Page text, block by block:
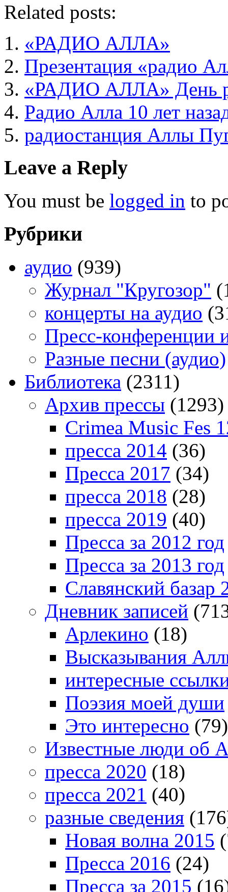
Related posts:
«РАДИО АЛЛА»
Презентация «радио
«РАДИО АЛЛА» День
Радио Алла 10 лет
радиостанция Аллы
Leave a Reply
You must be logged in to
Рубрики
аудио (939)
Журнал "Кругозор"
концерты на аудио
Пресс-конференции
Разные песни (аудио)
Библиотека (2311)
Архив прессы (1293)
Crimea Music Fes
пресса 2014 (36)
Пресса 2017 (34)
пресса 2018 (28)
пресса 2019 (40)
Пресса за 2012 год
Пресса за 2013 год
Славянский базар
Дневник записей
Арлекино (18)
Высказывания
интересные
Поэзия моей души
Это интересно (79)
Известные люди об
пресса 2020 (18)
пресса 2021 (40)
разные сведения
Новая волна 2015
Пресса 2016 (24)
Пресса за 2015